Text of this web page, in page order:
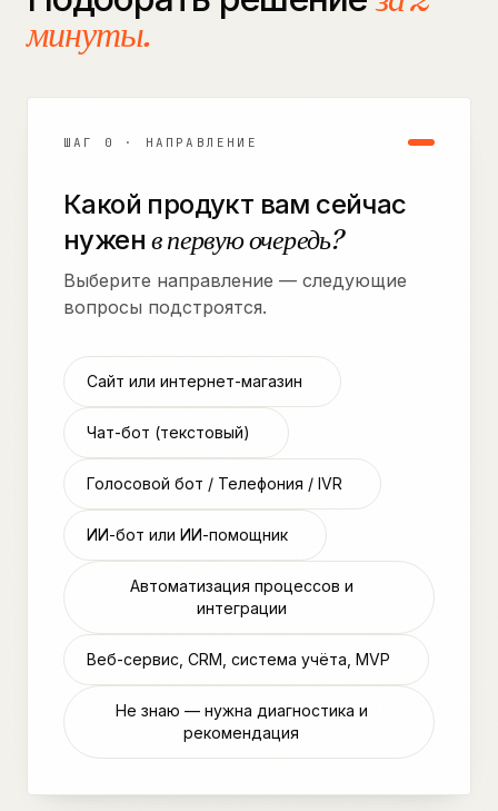
минуты.
ШАГ 0 · НАПРАВЛЕНИЕ
Какой продукт вам сейчас
нужен в первую очередь?
Выберите направление — следующие
вопросы подстроятся.
Сайт или интернет-магазин
Чат-бот (текстовый)
Голосовой бот / Телефония / IVR
ИИ-бот или ИИ-помощник
Автоматизация процессов и
интеграции
Веб-сервис, CRM, система учёта, MVP
Не знаю — нужна диагностика и
рекомендация